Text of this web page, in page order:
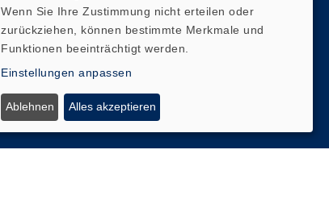
Wenn Sie Ihre Zustimmung nicht erteilen oder
zurückziehen, können bestimmte Merkmale und
Funktionen beeinträchtigt werden.
Einstellungen anpassen
Ablehnen Alles akzeptieren